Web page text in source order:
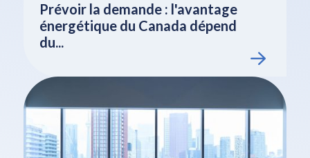
Prévoir la demande : l'avantage
énergétique du Canada dépend
du...